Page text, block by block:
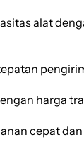
alat
harga
cepat